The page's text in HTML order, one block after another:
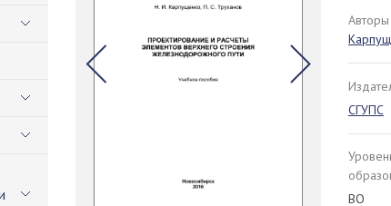
Авторы
СГУПС
ВО